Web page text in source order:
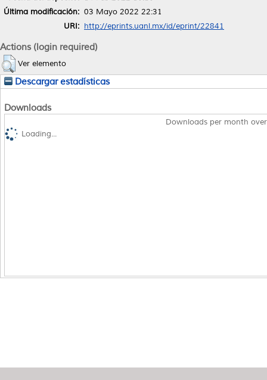
Última modificación: 03 Mayo 2022 22:31
URI: http://eprints.uanl.mx/id/eprint/22841
Actions (login required)
Ver elemento
Descargar estadísticas
Downloads
Downloads per month
Loading...